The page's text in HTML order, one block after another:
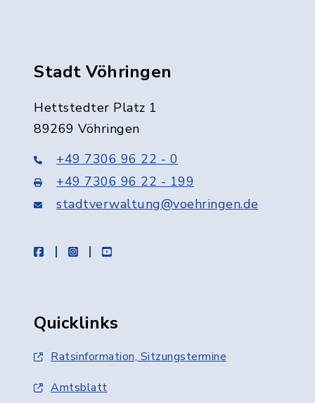
Stadt Vöhringen
Hettstedter Platz 1
89269 Vöhringen
+49 7306 96 22 - 0
+49 7306 96 22 - 199
stadtverwaltung@voehringen.de
facebookinstagramyoutube
Quicklinks
Ratsinformation, Sitzungstermine
Amtsblatt